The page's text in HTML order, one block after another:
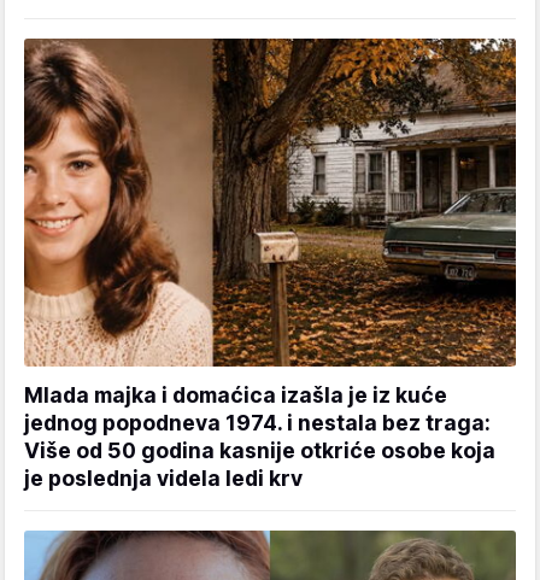
Mlada majka i domaćica izašla je iz kuće
jednog popodneva 1974. i nestala bez traga:
Više od 50 godina kasnije otkriće osobe koja
je poslednja videla ledi krv